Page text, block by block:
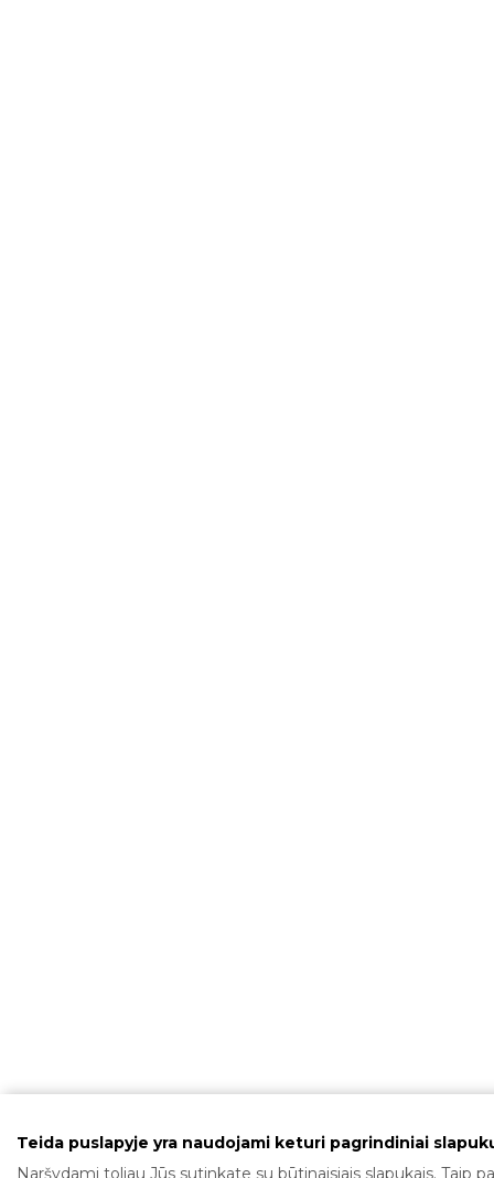
Teida puslapyje yra naudojami keturi pagrindiniai
Naršydami toliau Jūs sutinkate su būtinaisiais slapukais. Taip